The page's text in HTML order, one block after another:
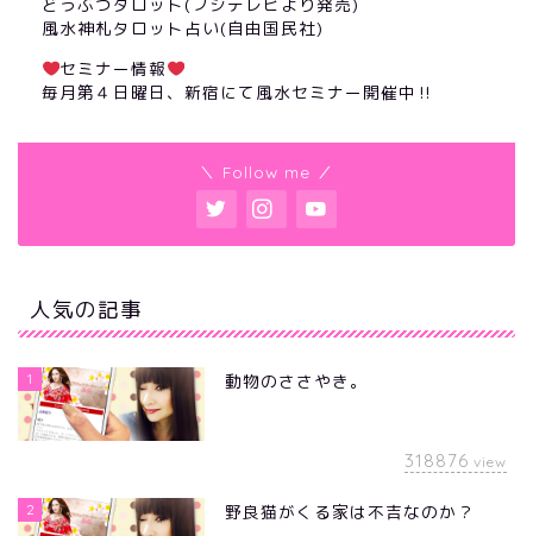
どうぶつタロット(フジテレビより発売)
風水神札タロット占い(自由国民社)
セミナー情報
毎月第４日曜日、新宿にて風水セミナー開催中‼︎
＼ Follow me ／
人気の記事
1 動物のささやき。
318876 view
2 野良猫がくる家は不吉なのか？